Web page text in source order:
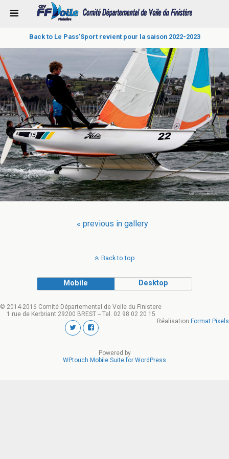
Back to Le Pass’Sport revient pour la saison 2022-2023
« previous in gallery
Back to top
Mobile Desktop
© 2014-2016 Comité Départemental de Voile du Finistere
1 rue de Kerbriant 29200 BREST -- Tel. 02 98 02 20 15
Réalisation Format Pixels
Powered by
WPtouch Mobile Suite for WordPress